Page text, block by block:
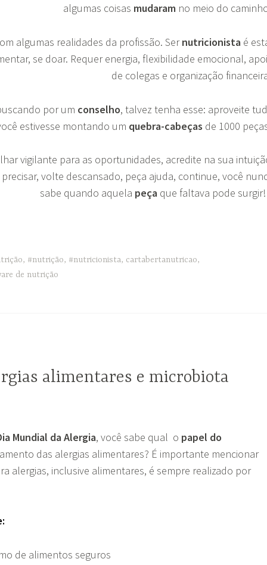
algumas coisas mudaram no meio do
algumas realidades da profissão. Sernutricionista é
se doar. Requer energia, flexibilidade emocional,
de colegas e organização
por um conselho, talvez tenha esse: aproveite
estivesse montando um quebra-cabeças de 1000
vigilante para as oportunidades, acredite na sua
volte descansado, peça ajuda, continue, você
sabe quando aquela peça que faltava pode
, #nutrição, #nutricionista, cartabertanutricao,
de nutrição
alimentares e microbiota
Mundial da Alergia, você sabe qual o papel do
das alergias alimentares? É importante mencionar
alergias, inclusive alimentares, é sempre realizado por
de alimentos seguros